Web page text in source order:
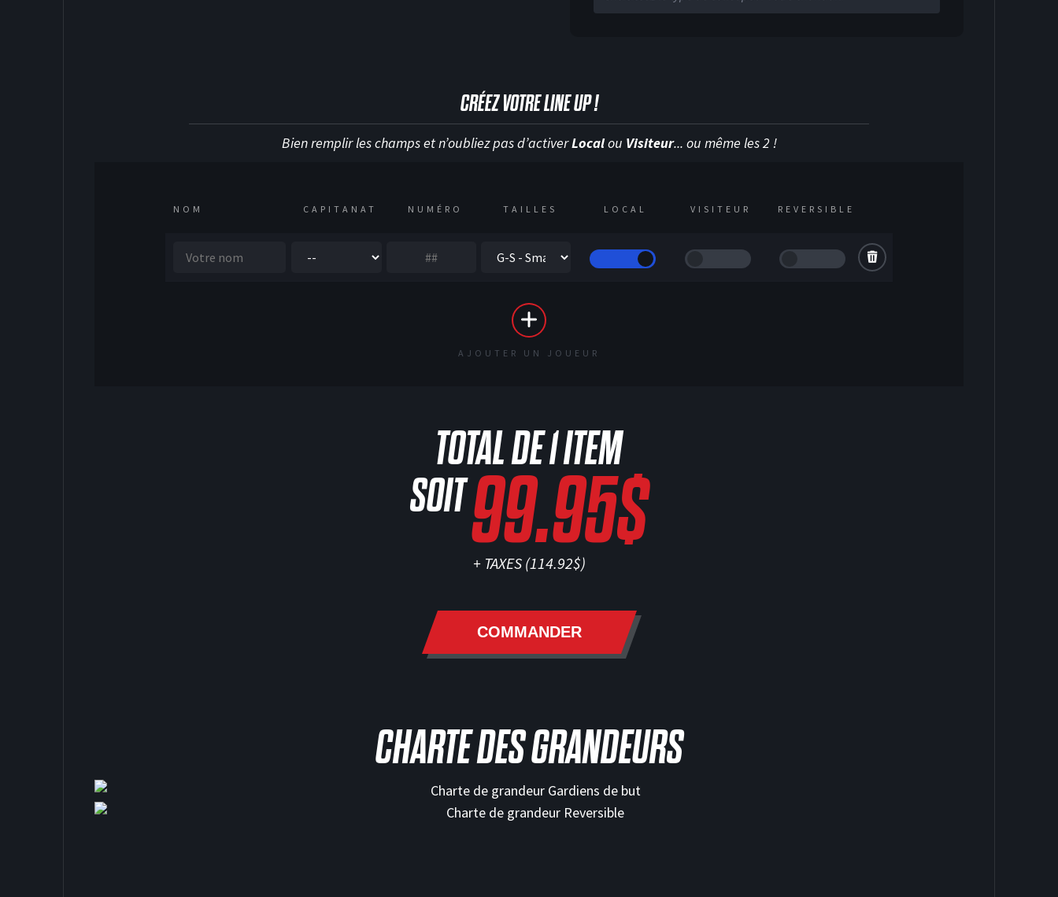
CRÉEZ VOTRE LINE UP !
Bien remplir les champs et n’oubliez pas d’activerLocalou Visiteur... ou même les 2 !
NOM CAPITANAT NUMÉRO TAILLES LOCAL VISITEUR REVERSIBLE
AJOUTER UN JOUEUR
TOTAL DE1ITEM
SOIT99.95$
+ TAXES (114.92$)
COMMANDER
CHARTE DES GRANDEURS